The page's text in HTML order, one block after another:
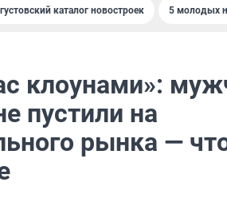
каталог новостроек 5 молодых
клоунами»:
пустили на
рынка —